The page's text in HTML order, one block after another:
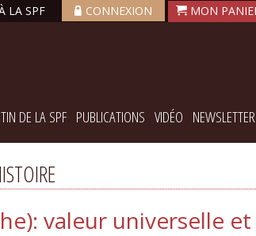
LA SPF CONNEXION
DE LA SPF PUBLICATIONS VIDÉO NEWSLETTER
valeur universelle et